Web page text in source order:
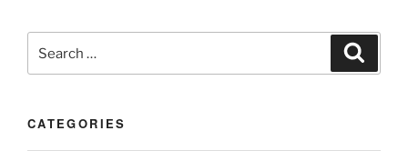
for:
CATEGORIES